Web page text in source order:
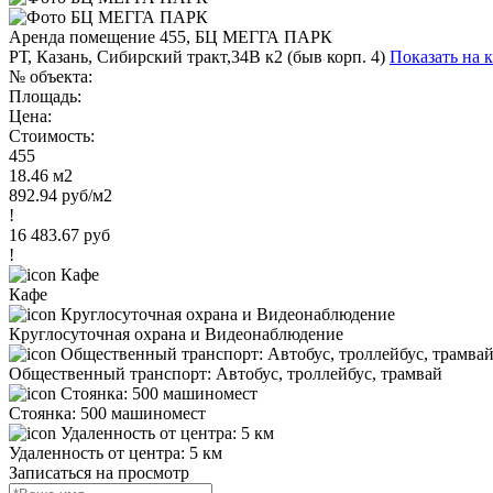
Аренда помещение 455, БЦ МЕГГА ПАРК
РТ, Казань, Сибирский тракт,34В к2 (быв корп. 4) Показать на
№ объекта:
Площадь:
Цена:
Стоимость:
455
18.46 м2
892.94 руб/м2
!
16 483.67 руб
!
Кафе
Круглосуточная охрана и Видеонаблюдение
Общественный транспорт: Автобус, троллейбус, трамвай
Стоянка: 500 машиномест
Удаленность от центра: 5 км
Записаться на просмотр